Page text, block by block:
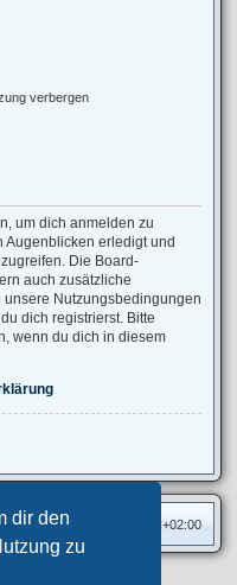
dir den
zu
verbergen
um dich anmelden zu
Augenblicken erledigt und
Die Board-
auch zusätzliche
Nutzungsbedingungen
dich registrierst. Bitte
wenn du dich in diesem
Alle Zeiten sind UTC+02:00